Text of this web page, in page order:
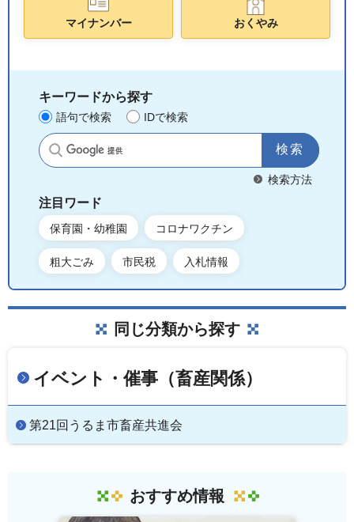
マイナンバー おくやみ
キーワードから探す
語句で検索 IDで検索
サイト内検索
検索方法
注目ワード
保育園・幼稚園 コロナワクチン
粗大ごみ 市民税 入札情報
同じ分類から探す
イベント・催事（畜産関係）
第21回うるま市畜産共進会
おすすめ情報